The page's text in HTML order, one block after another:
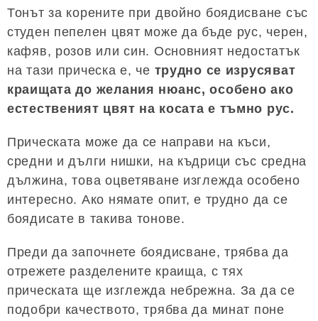
Тонът за корените при двойно боядисване със
студен пепелен цвят може да бъде рус, черен,
кафяв, розов или син. Основният недостатък
на тази прическа е, че трудно се изрусяват
краищата до желания нюанс, особено ако
естественият цвят на косата е тъмно рус.
Прическата може да се направи на къси,
средни и дълги нишки, на къдрици със средна
дължина, това оцветяване изглежда особено
интересно. Ако нямате опит, е трудно да се
боядисате в такива тонове.
Преди да започнете боядисване, трябва да
отрежете разделените краища, с тях
прическата ще изглежда небрежна. За да се
подобри качеството, трябва да минат поне